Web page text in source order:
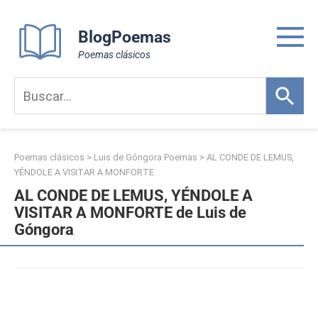
content
BlogPoemas
Poemas clásicos
Poemas clásicos > Luis de Góngora Poemas > AL CONDE DE LEMUS,
YÉNDOLE A VISITAR A MONFORTE
AL CONDE DE LEMUS, YÉNDOLE A
VISITAR A MONFORTE de Luis de
Góngora